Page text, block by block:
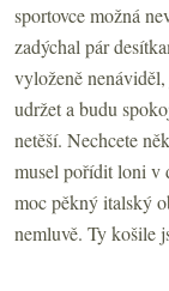
sportovce možná
zadýchal pár
vyloženě
udržet a budu
netěší. Nechcete
musel pořídit loni v
moc pěkný italský
nemluvě. Ty košile